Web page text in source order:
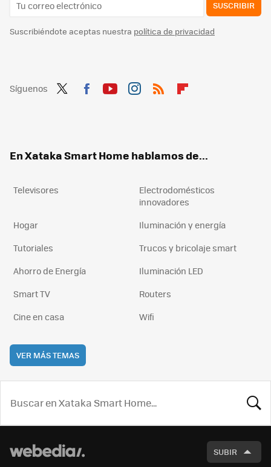
SUSCRIBIR
Suscribiéndote aceptas nuestra política de privacidad
Síguenos
En Xataka Smart Home hablamos de...
Televisores
Electrodomésticos
innovadores
Hogar
Iluminación y energía
Tutoriales
Trucos y bricolaje smart
Ahorro de Energía
Iluminación LED
Smart TV
Routers
Cine en casa
Wifi
VER MÁS TEMAS
SUBIR